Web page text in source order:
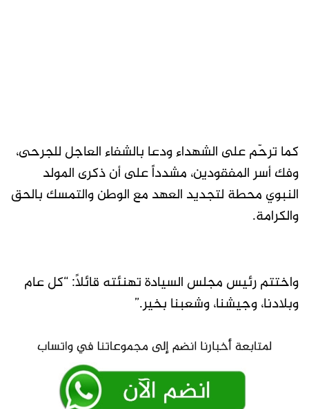
كما ترحّم على الشهداء ودعا بالشفاء العاجل للجرحى،
وفك أسر المفقودين، مشدداً على أن ذكرى المولد
النبوي محطة لتجديد العهد مع الوطن والتمسك بالحق
والكرامة.
واختتم رئيس مجلس السيادة تهنئته قائلاً: “كل عام
وبلادنا، وجيشنا، وشعبنا بخير.”